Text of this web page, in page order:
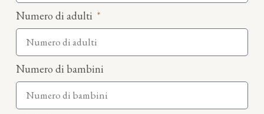
Numero di adulti
Numero di bambini